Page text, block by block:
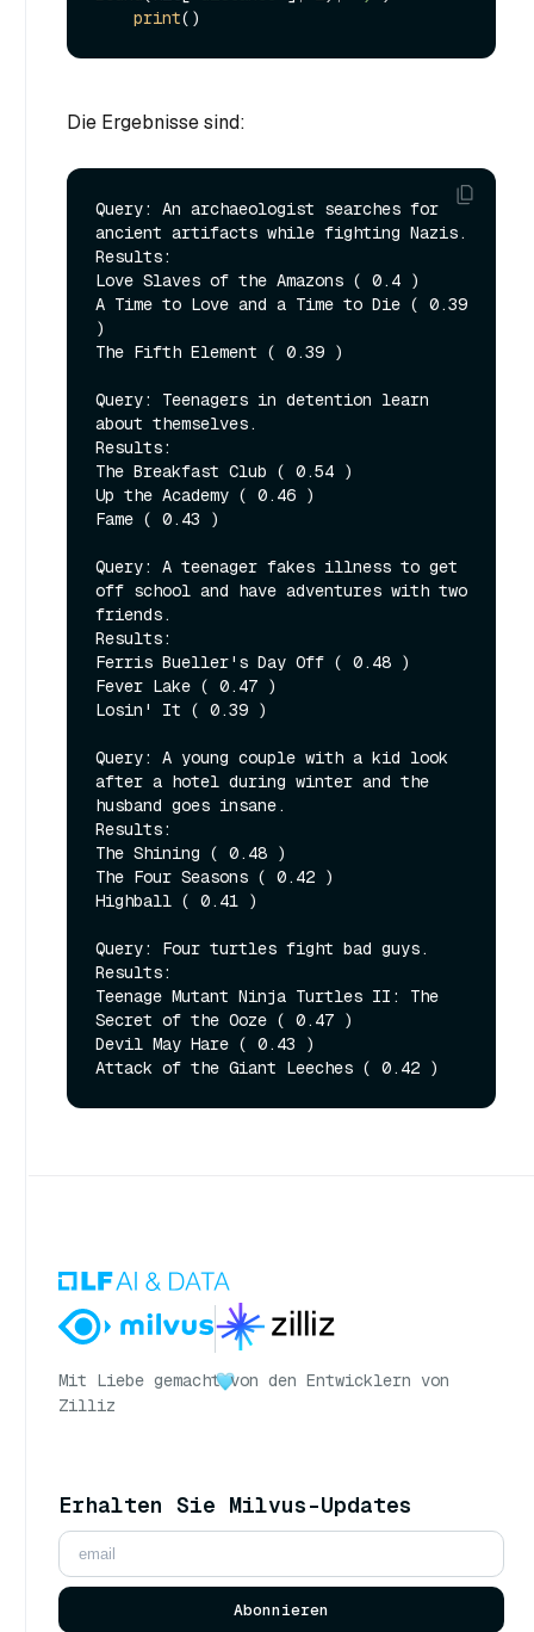
print
Die Ergebnisse sind:
Query: An archaeologist searches for
ancient artifacts while fighting Nazis.
Results:
Love Slaves of the Amazons ( 0.4 )
A Time to Love and a Time to Die ( 0.39
)
The Fifth Element ( 0.39 )
Query: Teenagers in detention learn
about themselves.
Results:
The Breakfast Club ( 0.54 )
Up the Academy ( 0.46 )
Fame ( 0.43 )
Query: A teenager fakes illness to get
off school and have adventures with two
friends.
Results:
Ferris Bueller's Day Off ( 0.48 )
Fever Lake ( 0.47 )
Losin' It ( 0.39 )
Query: A young couple with a kid look
after a hotel during winter and the
husband goes insane.
Results:
The Shining ( 0.48 )
The Four Seasons ( 0.42 )
Highball ( 0.41 )
Query: Four turtles fight bad guys.
Results:
Teenage Mutant Ninja Turtles II: The
Secret of the Ooze ( 0.47 )
Devil May Hare ( 0.43 )
Mit Liebe gemacht von den Entwicklern von
Zilliz
Erhalten Sie Milvus-Updates
Abonnieren